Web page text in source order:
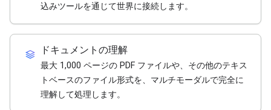
込みツールを通じて世界に接続します。
stacks ドキュメントの理解
最大 1,000 ページの PDF ファイルや、その他のテキス
トベースのファイル形式を、マルチモーダルで完全に
理解して処理します。